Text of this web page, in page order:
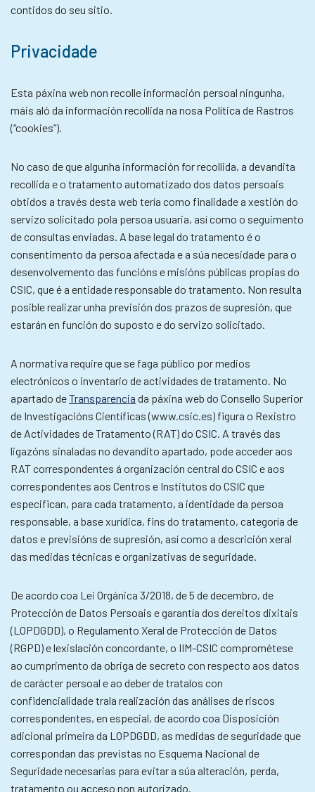
contidos do seu sitio.
Privacidade
Esta páxina web non recolle información persoal ningunha,
máis aló da información recollida na nosa Política de Rastros
(“cookies”).
No caso de que algunha información for recollida, a devandita
recollida e o tratamento automatizado dos datos persoais
obtidos a través desta web tería como finalidade a xestión do
servizo solicitado pola persoa usuaria, así como o seguimento
de consultas enviadas. A base legal do tratamento é o
consentimento da persoa afectada e a súa necesidade para o
desenvolvemento das funcións e misións públicas propias do
CSIC, que é a entidade responsable do tratamento. Non resulta
posible realizar unha previsión dos prazos de supresión, que
estarán en función do suposto e do servizo solicitado.
A normativa require que se faga público por medios
electrónicos o inventario de actividades de tratamento. No
apartado deTransparencia da páxina web do Consello Superior
de Investigacións Científicas (www.csic.es) figura o Rexistro
de Actividades de Tratamento (RAT) do CSIC. A través das
ligazóns sinaladas no devandito apartado, pode acceder aos
RAT correspondentes á organización central do CSIC e aos
correspondentes aos Centros e Institutos do CSIC que
especifican, para cada tratamento, a identidade da persoa
responsable, a base xurídica, fins do tratamento, categoría de
datos e previsións de supresión, así como a descrición xeral
das medidas técnicas e organizativas de seguridade.
De acordo coa Lei Orgánica 3/2018, de 5 de decembro, de
Protección de Datos Persoais e garantía dos dereitos dixitais
(LOPDGDD), o Regulamento Xeral de Protección de Datos
(RGPD) e lexislación concordante, o IIM-CSIC comprométese
ao cumprimento da obriga de secreto con respecto aos datos
de carácter persoal e ao deber de tratalos con
confidencialidade trala realización das análises de riscos
correspondentes, en especial, de acordo coa Disposición
adicional primeira da LOPDGDD, as medidas de seguridade que
correspondan das previstas no Esquema Nacional de
Seguridade necesarias para evitar a súa alteración, perda,
tratamento ou acceso non autorizado.